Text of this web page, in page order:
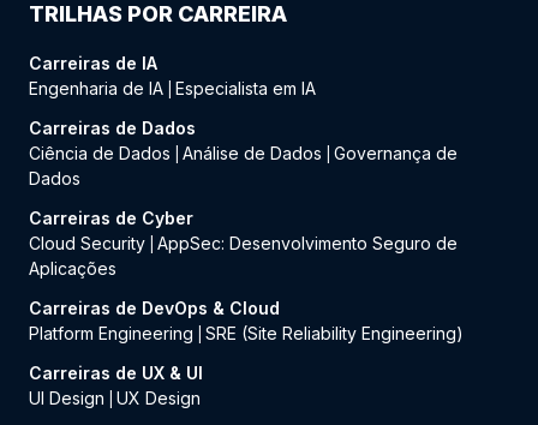
TRILHAS POR CARREIRA
Carreiras de IA
Engenharia de IA Especialista em IA
Carreiras de Dados
Ciência de Dados
Análise de Dados
Governança de
Dados
Carreiras de Cyber
Cloud Security AppSec: Desenvolvimento Seguro de
Aplicações
Carreiras de DevOps & Cloud
Platform Engineering
SRE (Site Reliability Engineering)
Carreiras de UX & UI
UI Design
UX Design